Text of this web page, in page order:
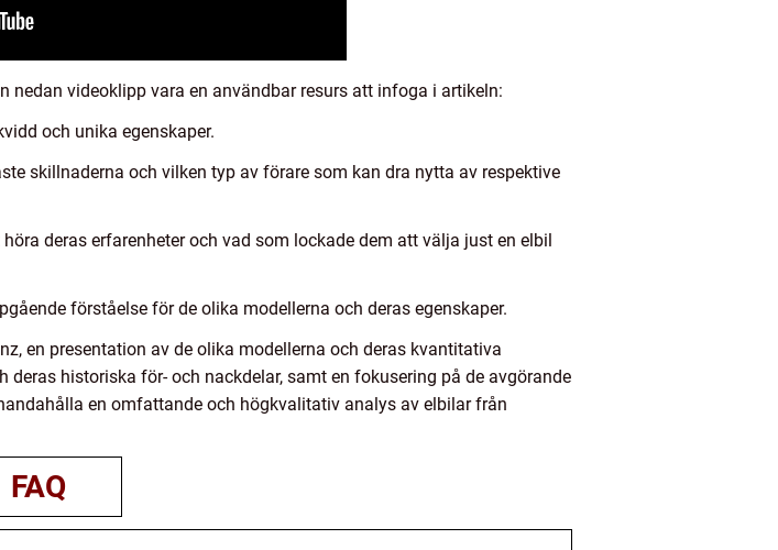
nedan videoklipp vara en användbar resurs att infoga i artikeln:
och unika egenskaper.
skillnaderna och vilken typ av förare som kan dra nytta av respektive
deras erfarenheter och vad som lockade dem att välja just en elbil
förståelse för de olika modellerna och deras egenskaper.
en presentation av de olika modellerna och deras kvantitativa
historiska för- och nackdelar, samt en fokusering på de avgörande
en omfattande och högkvalitativ analys av elbilar från
FAQ